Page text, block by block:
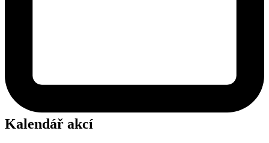
Kalendář akcí